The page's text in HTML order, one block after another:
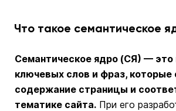
Что такое семантическое
Семантическое ядро (СЯ) — это
ключевых слов и фраз,
содержание страницы и
тематике сайта. При его